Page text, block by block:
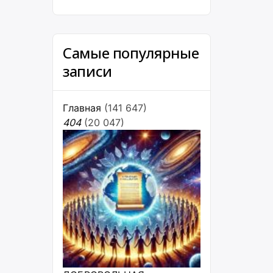
Самые популярные
записи
Главная (141 647)
404 (20 047)